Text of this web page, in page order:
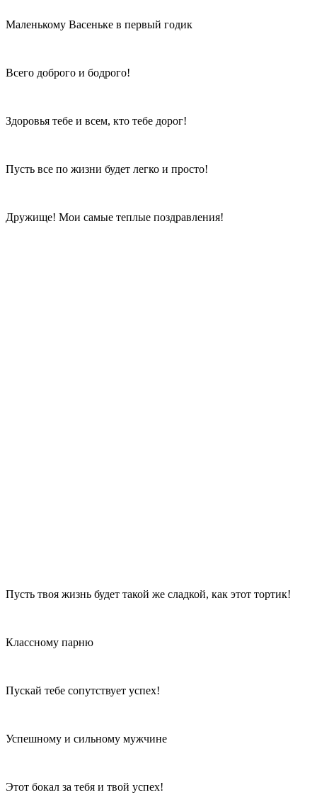
Маленькому Васеньке в первый годик
Всего доброго и бодрого!
Здоровья тебе и всем, кто тебе дорог!
Пусть все по жизни будет легко и просто!
Дружище! Мои самые теплые поздравления!
Пусть твоя жизнь будет такой же сладкой, как этот тортик!
Классному парню
Пускай тебе сопутствует успех!
Успешному и сильному мужчине
Этот бокал за тебя и твой успех!